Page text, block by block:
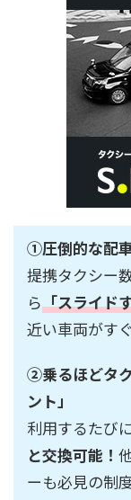
①圧倒的な配
提携タクシー
ら「スライド
近い車両がす
②乗るほどタ
ント」
利用するたび
と交換可能！
ーも必見の制